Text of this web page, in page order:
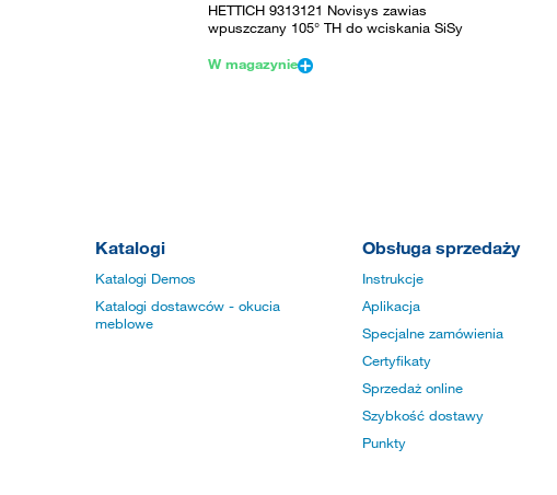
HETTICH 9313121 Novisys zawias
wpuszczany 105° TH do wciskania SiSy
W magazynie
Katalogi
Katalogi Demos
Katalogi dostawców - okucia
meblowe
Obsługa sprzedaży
Instrukcje
Aplikacja
Specjalne zamówienia
Certyfikaty
Sprzedaż online
Szybkość dostawy
Punkty